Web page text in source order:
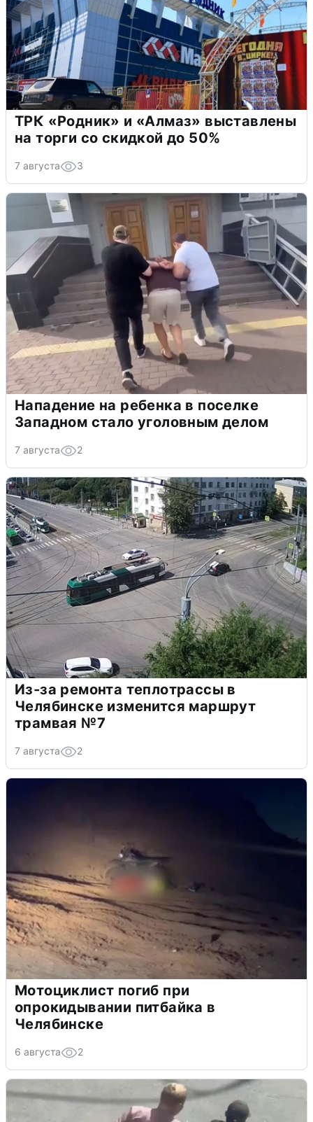
ТРК «Родник» и «Алмаз» выставлены
на торги со скидкой до 50%
7 августа 3
Нападение на ребенка в поселке
Западном стало уголовным делом
7 августа 2
Из-за ремонта теплотрассы в
Челябинске изменится маршрут
трамвая №7
7 августа 2
Мотоциклист погиб при
опрокидывании питбайка в
Челябинске
6 августа 2